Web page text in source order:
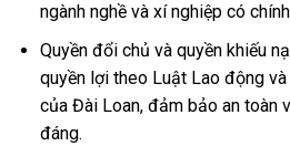
ngành nghề và xí nghiệp có
Quyền đổi chủ và quyền khiếu
quyền lợi theo Luật Lao động
của Đài Loan, đảm bảo an toàn
đáng.